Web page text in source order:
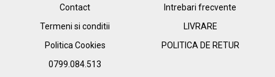
Contact
Termeni si conditii
Politica Cookies
0799.084.513
Intrebari frecvente
LIVRARE
POLITICA DE RETUR